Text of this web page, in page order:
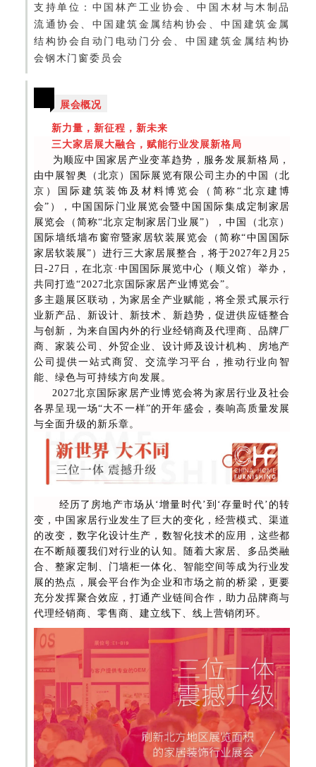
支持单位： 中国林产工业协会、中国木材与木制品
流通协会、中国建筑金属结构协会、中国建筑金属
结构协会自动门电动门分会、中国建筑金属结构协
会钢木门窗委员会
展会概况
新力量，新征程，新未来
三大家居展大融合，赋能行业发展新格局
为顺应中国家居产业变革趋势，服务发展新格局，
由中展智奥（北京）国际展览有限公司主办的中国（北
京）国际建筑装饰及材料博览会（简称“北京建博
会”），中国国际门业展览会暨中国国际集成定制家居
展览会（简称“北京定制家居门业展”），中国（北京）
国际墙纸墙布窗帘暨家居软装展览会（简称“中国国际
家居软装展”）进行三大家居展整合，将于2027年2月25
日-27日，在北京·中国国际展览中心（顺义馆）举办，
共同打造“2027北京国际家居产业博览会”。
多主题展区联动，为家居全产业赋能，将全景式展示行
业新产品、新设计、新技术、新趋势，促进供应链整合
与创新，为来自国内外的行业经销商及代理商、品牌厂
商、家装公司、外贸企业、设计师及设计机构、房地产
公司提供一站式商贸、交流学习平台，推动行业向智
能、绿色与可持续方向发展。
2027北京国际家居产业博览会将为家居行业及社会
各界呈现一场“大不一样”的开年盛会，奏响高质量发展
与全面升级的新乐章。
经 历了房地产市场从‘增量时代’到‘存量时代’的转
变，中国家居行业发生了巨大的变化，经营模式、渠道
的改变，数字化设计生产，数智化技术的应用，这些都
在不断颠覆我们对行业的认知。随着大家居、多品类融
合、整家定制、门墙柜一体化、智能空间等成为行业发
展的热点，展会平台作为企业和市场之前的桥梁，更要
充分发挥聚合效应，打通产业链间合作，助力品牌商与
代理经销商、零售商、建立线下、线上营销闭环。